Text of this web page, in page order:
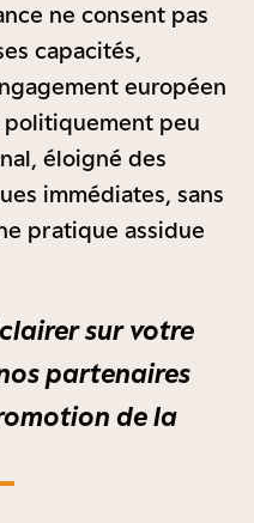
ne consent pas
capacités,
européen
peu
éloigné des
immédiates, sans
pratique assidue
sur votre
partenaires
de la